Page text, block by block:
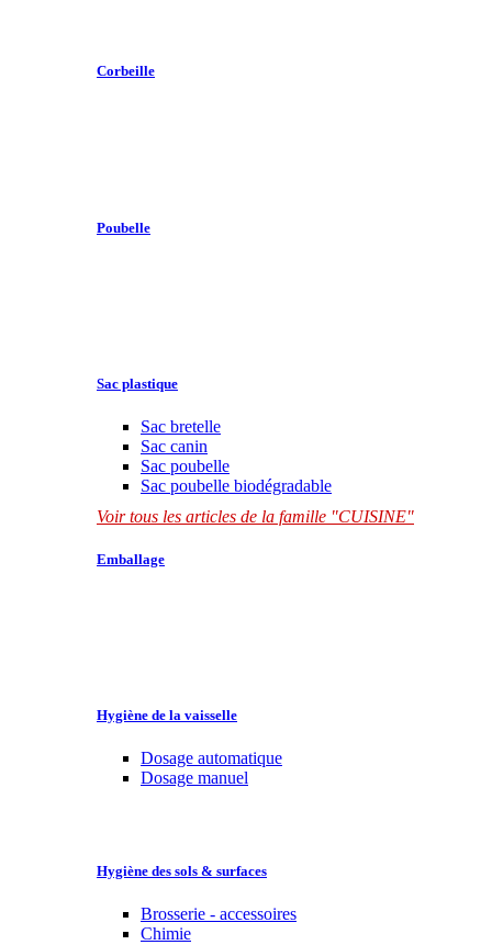
Corbeille
Poubelle
Sac plastique
Sac bretelle
Sac canin
Sac poubelle
Sac poubelle biodégradable
Voir tous les articles de la famille "CUISINE"
Emballage
Hygiène de la vaisselle
Dosage automatique
Dosage manuel
Hygiène des sols & surfaces
Brosserie - accessoires
Chimie